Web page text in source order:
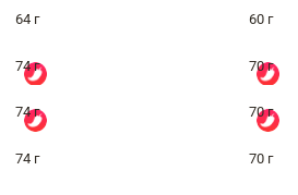
64 г 60 г
74 г 70 г
74 г 70 г
74 г 70 г